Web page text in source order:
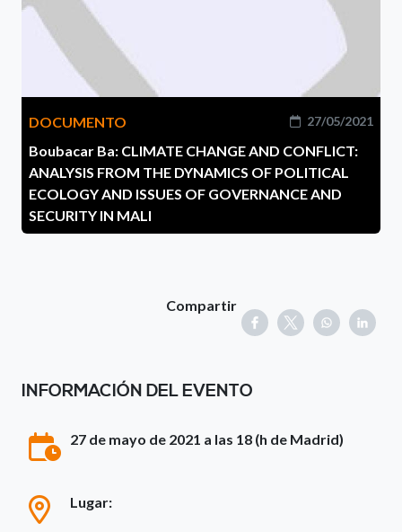
DOCUMENTO 27/05/2021
Boubacar Ba: CLIMATE CHANGE AND CONFLICT:
ANALYSIS FROM THE DYNAMICS OF POLITICAL
ECOLOGY AND ISSUES OF GOVERNANCE AND
SECURITY IN MALI
Compartir
INFORMACIÓN DEL EVENTO
27 de mayo de 2021 a las 18 (h de Madrid)
Lugar: